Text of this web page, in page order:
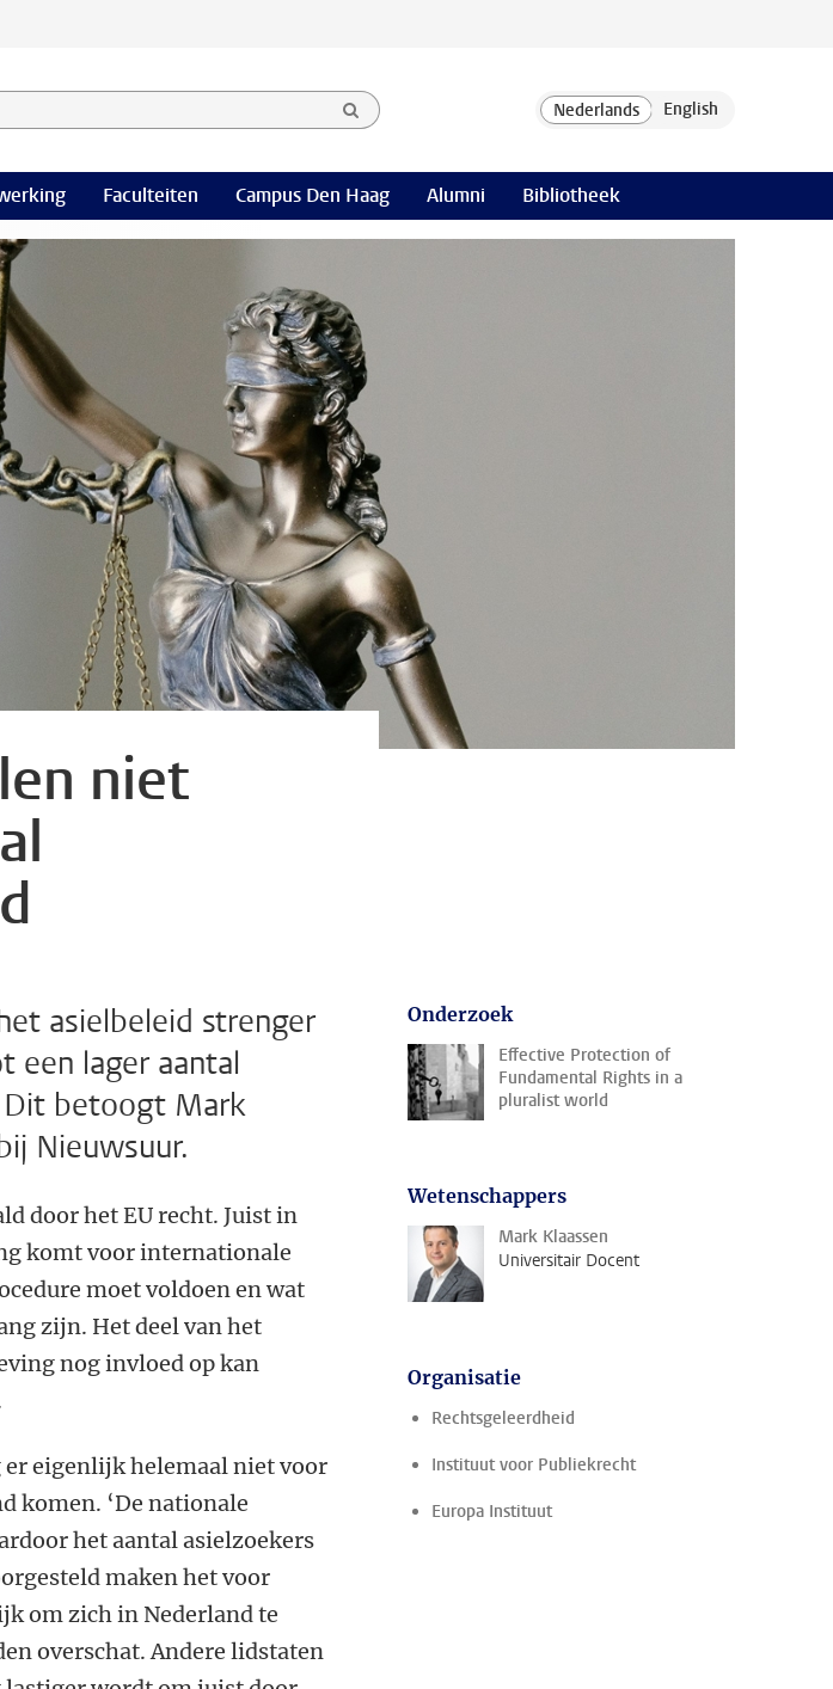
categorie
Faculteiten Campus Den Haag Alumni Bibliotheek
niet
asielbeleid strenger
een lager aantal
Dit betoogt Mark
Nieuwsuur.
door het EU recht. Juist in
komt voor internationale
moet voldoen en wat
zijn. Het deel van het
nog invloed op kan
eigenlijk helemaal niet voor
komen. ‘De nationale
het aantal asielzoekers
maken het voor
om zich in Nederland te
overschat. Andere lidstaten
Onderzoek
Effective Protection of
Fundamental Rights in a
pluralist world
Wetenschappers
Mark Klaassen
Universitair Docent
Organisatie
Rechtsgeleerdheid
Instituut voor Publiekrecht
Europa Instituut